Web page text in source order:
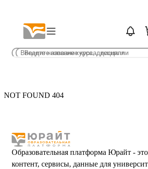
NOT FOUND 404
Образовательная платформа Юрайт -
контент, сервисы, данные для